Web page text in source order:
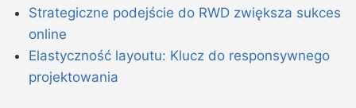
Strategiczne podejście do RWD zwiększa sukces
online
Elastyczność layoutu: Klucz do responsywnego
projektowania